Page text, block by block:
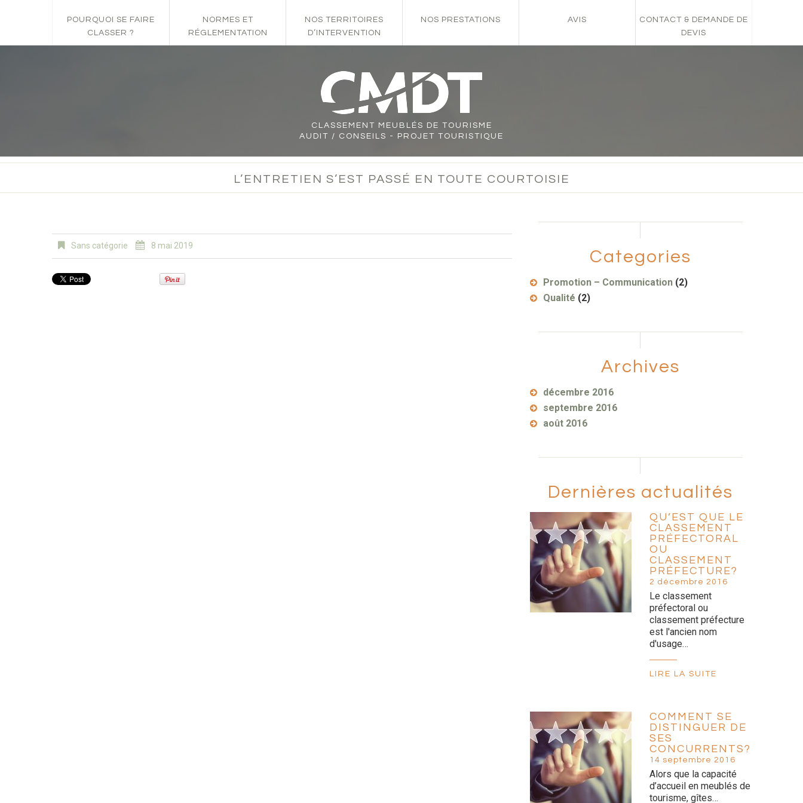
POURQUOI SE FAIRE
CLASSER ?
NORMES ET
RÉGLEMENTATION
NOS TERRITOIRES
D’INTERVENTION
NOS PRESTATIONS AVIS
CONTACT & DEMANDE DE
DEVIS
CLASSEMENT
MEUBLÉS DE TOURISME
AUDIT / CONSEILS - PROJET TOURISTIQUE
L’ENTRETIEN S’EST PASSÉ EN TOUTE COURTOISIE
Sans catégorie 8 mai 2019
Categories
Promotion – Communication (2)
Qualité (2)
Archives
décembre 2016
septembre 2016
août 2016
Dernières actualités
QU’EST QUE LE
CLASSEMENT
PRÉFECTORAL
OU
CLASSEMENT
PRÉFECTURE?
2 décembre 2016
Le classement
préfectoral ou
classement préfecture
est l'ancien nom
d'usage…
LIRE LA SUITE
COMMENT SE
DISTINGUER DE
SES
CONCURRENTS?
14 septembre 2016
Alors que la capacité
d’accueil en meublés de
tourisme, gîtes…